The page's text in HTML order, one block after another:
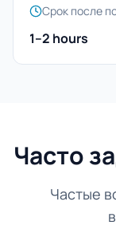
Срок после
1–2 hours
Часто
Частые